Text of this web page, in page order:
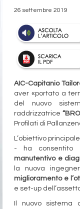
26 settembre 2019
AIC-Capitanio
aver «portato a
del nuovo
raddrizzatrice
Profilati di
L’obiettivo
- ha consentito
manutentivo e
la nuova
miglioramento e
e set-up
Il nuovo sistema